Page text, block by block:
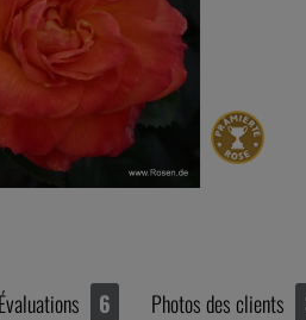
Évaluations 6 Photos des clients